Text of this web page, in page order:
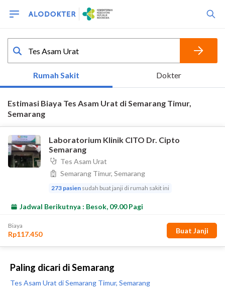
Paling dicari di Semarang
Tes Asam Urat di Semarang Timur, Semarang